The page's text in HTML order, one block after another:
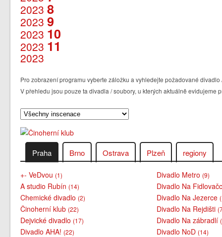
2023 8
2023 9
2023 10
2023 11
2023
Pro zobrazení programu vyberte záložku a vyhledejte požadované
V přehledu jsou pouze ta divadla / soubory, u kterých aktuálně evidujeme
Praha Brno Ostrava Plzeň regiony
+- VeDvou(1)
A studio Rubín(14)
Chemické divadlo(2)
Činoherní klub(22)
Dejvické divadlo(17)
Divadlo AHA!(22)
Divadlo Metro(9)
Divadlo Na
Divadlo Na Jezerce
Divadlo Na Rejdišti
Divadlo Na zábradlí
Divadlo NoD(14)